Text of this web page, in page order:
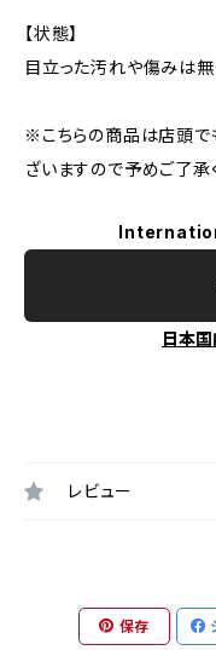
【状態】
目立った汚れや傷みは無
※こちらの商品は店頭で
ざいますので予めご了承
日本
レビュー
保存